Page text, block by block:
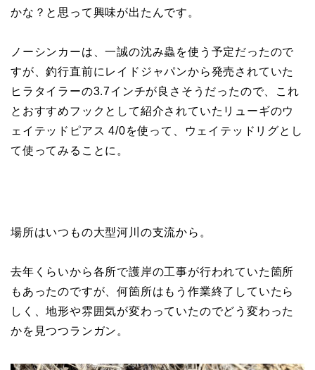
かな？と思って興味が出たんです。
ノーシンカーは、一誠の沈み蟲を使う予定だったので
すが、釣行直前にレイドジャパンから発売されていた
ヒラタイラーの3.7インチが良さそうだったので、これ
とおすすめフックとして紹介されていたリューギのウ
ェイテッドピアス 4/0を使って、ウェイテッドリグとし
て使ってみることに。
場所はいつもの大型河川の支流から。
去年くらいから各所で護岸の工事が行われていた箇所
もあったのですが、何箇所はもう作業終了していたら
しく、地形や雰囲気が変わっていたのでどう変わった
かを見つつランガン。